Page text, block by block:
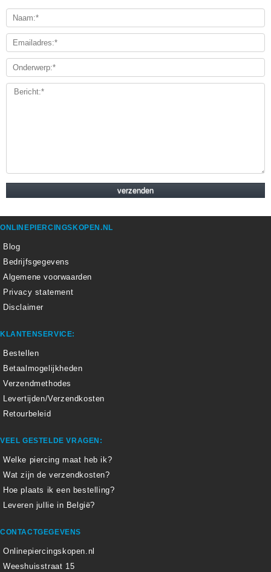
ONLINEPIERCINGSKOPEN.NL
Blog
Bedrijfsgegevens
Algemene voorwaarden
Privacy statement
Disclaimer
KLANTENSERVICE:
Bestellen
Betaalmogelijkheden
Verzendmethodes
Levertijden/Verzendkosten
Retourbeleid
VEEL GESTELDE VRAGEN:
Welke piercing maat heb ik?
Wat zijn de verzendkosten?
Hoe plaats ik een bestelling?
Leveren jullie in België?
CONTACTGEGEVENS
Onlinepiercingskopen.nl
Weeshuisstraat 15